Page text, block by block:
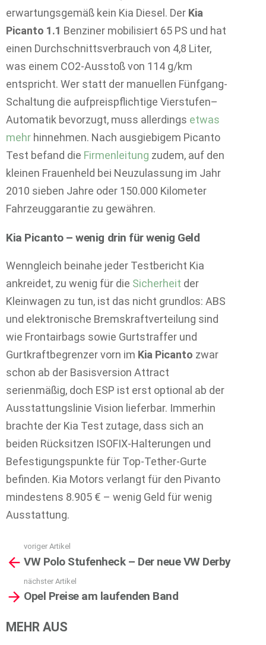
erwartungsgemäß kein Kia Diesel. Der Kia
Picanto 1.1 Benziner mobilisiert 65 PS und hat
einen Durchschnittsverbrauch von 4,8 Liter,
was einem CO2-Ausstoß von 114 g/km
entspricht. Wer statt der manuellen Fünfgang-
Schaltung die aufpreispflichtige Vierstufen–
Automatik bevorzugt, muss allerdings etwas
mehr hinnehmen. Nach ausgiebigem Picanto
Test befand die Firmenleitung zudem, auf den
kleinen Frauenheld bei Neuzulassung im Jahr
2010 sieben Jahre oder 150.000 Kilometer
Fahrzeuggarantie zu gewähren.
Kia Picanto – wenig drin für wenig Geld
Wenngleich beinahe jeder Testbericht Kia
ankreidet, zu wenig für die Sicherheit der
Kleinwagen zu tun, ist das nicht grundlos: ABS
und elektronische Bremskraftverteilung sind
wie Frontairbags sowie Gurtstraffer und
Gurtkraftbegrenzer vorn im Kia Picanto zwar
schon ab der Basisversion Attract
serienmäßig, doch ESP ist erst optional ab der
Ausstattungslinie Vision lieferbar. Immerhin
brachte der Kia Test zutage, dass sich an
beiden Rücksitzen ISOFIX-Halterungen und
Befestigungspunkte für Top-Tether-Gurte
befinden. Kia Motors verlangt für den Pivanto
mindestens 8.905 € – wenig Geld für wenig
Ausstattung.
more
voriger Artikel
VW Polo Stufenheck – Der neue VW Derby
nächster Artikel
Opel Preise am laufenden Band
MEHR AUS